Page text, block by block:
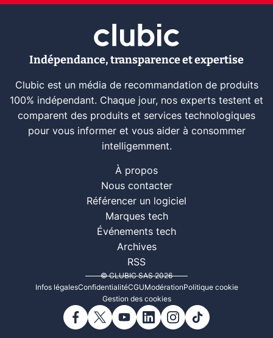
Indépendance, transparence et expertise
Clubic est un média de recommandation de produits
100% indépendant. Chaque jour, nos experts testent et
comparent des produits et services technologiques
pour vous informer et vous aider à consommer
intelligemment.
À propos
Nous contacter
Référencer un logiciel
Marques tech
Événements tech
Archives
RSS
© CLUBIC SAS 2026
Infos légalesConfidentialitéCGUModérationPolitique cookie
Gestion des cookies